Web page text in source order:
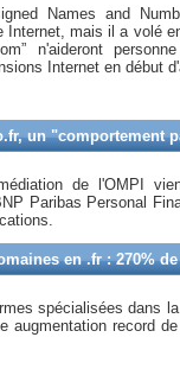
Names and
Internet, mais il a volé
n'aideront
Internet en début
un "comportement
de l'OMPI
Paribas Personal
en .fr : 270%
spécialisées dans
augmentation record